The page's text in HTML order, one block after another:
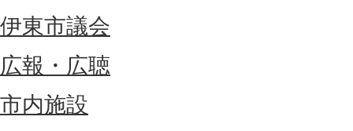
伊東市議会
広報・広聴
市内施設